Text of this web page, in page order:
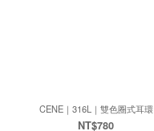
CENE｜316L｜雙色圈式耳環
NT$780